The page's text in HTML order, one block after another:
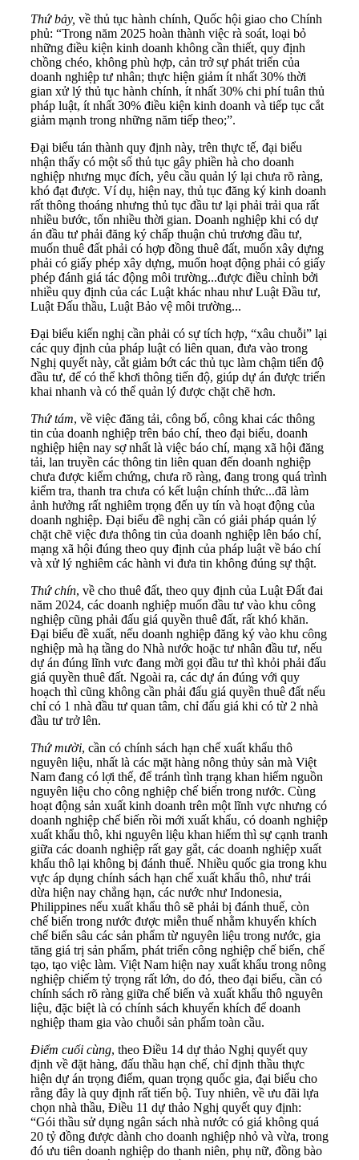
Thứ bảy, về thủ tục hành chính, Quốc hội giao cho Chính
phủ: “Trong năm 2025 hoàn thành việc rà soát, loại bỏ
những điều kiện kinh doanh không cần thiết, quy định
chồng chéo, không phù hợp, cản trở sự phát triển của
doanh nghiệp tư nhân; thực hiện giảm ít nhất 30% thời
gian xử lý thủ tục hành chính, ít nhất 30% chi phí tuân thủ
pháp luật, ít nhất 30% điều kiện kinh doanh và tiếp tục cắt
giảm mạnh trong những năm tiếp theo;”.
Đại biểu tán thành quy định này, trên thực tế, đại biểu
nhận thấy có một số thủ tục gây phiền hà cho doanh
nghiệp nhưng mục đích, yêu cầu quản lý lại chưa rõ ràng,
khó đạt được. Ví dụ, hiện nay, thủ tục đăng ký kinh doanh
rất thông thoáng nhưng thủ tục đầu tư lại phải trải qua rất
nhiều bước, tốn nhiều thời gian. Doanh nghiệp khi có dự
án đầu tư phải đăng ký chấp thuận chủ trương đầu tư,
muốn thuê đất phải có hợp đồng thuê đất, muốn xây dựng
phải có giấy phép xây dựng, muốn hoạt động phải có giấy
phép đánh giá tác động môi trường...được điều chỉnh bởi
nhiều quy định của các Luật khác nhau như Luật Đầu tư,
Luật Đấu thầu, Luật Bảo vệ môi trường...
Đại biểu kiến nghị cần phải có sự tích hợp, “xâu chuỗi” lại
các quy định của pháp luật có liên quan, đưa vào trong
Nghị quyết này, cắt giảm bớt các thủ tục làm chậm tiến độ
đầu tư, để có thể khơi thông tiến độ, giúp dự án được triển
khai nhanh và có thể quản lý được chặt chẽ hơn.
Thứ tám, về việc đăng tải, công bố, công khai các thông
tin của doanh nghiệp trên báo chí, theo đại biểu, doanh
nghiệp hiện nay sợ nhất là việc báo chí, mạng xã hội đăng
tải, lan truyền các thông tin liên quan đến doanh nghiệp
chưa được kiểm chứng, chưa rõ ràng, đang trong quá trình
kiểm tra, thanh tra chưa có kết luận chính thức...đã làm
ảnh hưởng rất nghiêm trọng đến uy tín và hoạt động của
doanh nghiệp. Đại biểu đề nghị cần có giải pháp quản lý
chặt chẽ việc đưa thông tin của doanh nghiệp lên báo chí,
mạng xã hội đúng theo quy định của pháp luật về báo chí
và xử lý nghiêm các hành vi đưa tin không đúng sự thật.
Thứ chín, về cho thuê đất, theo quy định của Luật Đất đai
năm 2024, các doanh nghiệp muốn đầu tư vào khu công
nghiệp cũng phải đấu giá quyền thuê đất, rất khó khăn.
Đại biểu đề xuất, nếu doanh nghiệp đăng ký vào khu công
nghiệp mà hạ tầng do Nhà nước hoặc tư nhân đầu tư, nếu
dự án đúng lĩnh vưc đang mời gọi đầu tư thì khỏi phải đấu
giá quyền thuê đất. Ngoài ra, các dự án đúng với quy
hoạch thì cũng không cần phải đấu giá quyền thuê đất nếu
chỉ có 1 nhà đầu tư quan tâm, chỉ đấu giá khi có từ 2 nhà
đầu tư trở lên.
Thứ mười, cần có chính sách hạn chế xuất khẩu thô
nguyên liệu, nhất là các mặt hàng nông thủy sản mà Việt
Nam đang có lợi thế, để tránh tình trạng khan hiếm nguồn
nguyên liệu cho công nghiệp chế biến trong nước. Cùng
hoạt động sản xuất kinh doanh trên một lĩnh vực nhưng có
doanh nghiệp chế biến rồi mới xuất khẩu, có doanh nghiệp
xuất khẩu thô, khi nguyên liệu khan hiếm thì sự cạnh tranh
giữa các doanh nghiệp rất gay gắt, các doanh nghiệp xuất
khẩu thô lại không bị đánh thuế. Nhiều quốc gia trong khu
vực áp dụng chính sách hạn chế xuất khẩu thô, như trái
dừa hiện nay chẳng hạn, các nước như Indonesia,
Philippines nếu xuất khẩu thô sẽ phải bị đánh thuế, còn
chế biến trong nước được miễn thuế nhằm khuyến khích
chế biến sâu các sản phẩm từ nguyên liệu trong nước, gia
tăng giá trị sản phẩm, phát triển công nghiệp chế biến, chế
tạo, tạo việc làm. Việt Nam hiện nay xuất khẩu trong nông
nghiệp chiếm tỷ trọng rất lớn, do đó, theo đại biểu, cần có
chính sách rõ ràng giữa chế biến và xuất khẩu thô nguyên
liệu, đặc biệt là có chính sách khuyến khích để doanh
nghiệp tham gia vào chuỗi sản phẩm toàn cầu.
Điểm cuối cùng, theo Điều 14 dự thảo Nghị quyết quy
định về đặt hàng, đấu thầu hạn chế, chỉ định thầu thực
hiện dự án trọng điểm, quan trọng quốc gia, đại biểu cho
rằng đây là quy định rất tiến bộ. Tuy nhiên, về ưu đãi lựa
chọn nhà thầu, Điều 11 dự thảo Nghị quyết quy định:
“Gói thầu sử dụng ngân sách nhà nước có giá không quá
20 tỷ đồng được dành cho doanh nghiệp nhỏ và vừa, trong
đó ưu tiên doanh nghiệp do thanh niên, phụ nữ, đồng bào